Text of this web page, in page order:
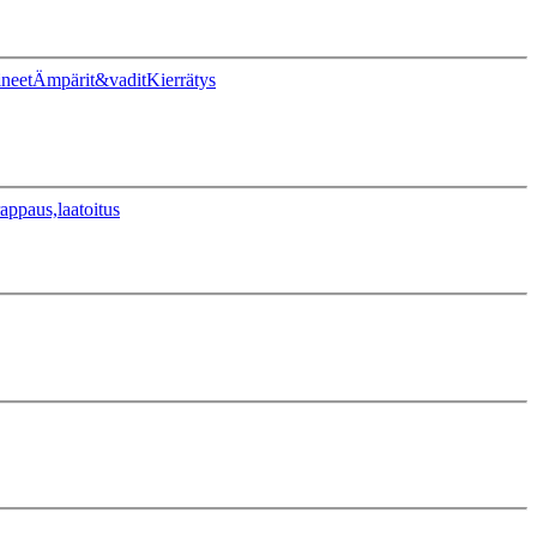
Ämpärit&vaditKierrätys